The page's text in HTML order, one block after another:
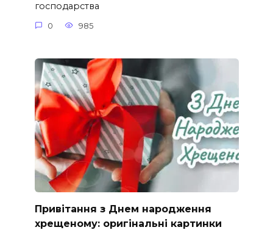
господарства
0 985
Привітання з Днем народження
хрещеному: оригінальні картинки